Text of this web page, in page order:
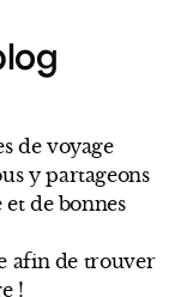
de voyage
y partageons
et de bonnes
afin de trouver
!